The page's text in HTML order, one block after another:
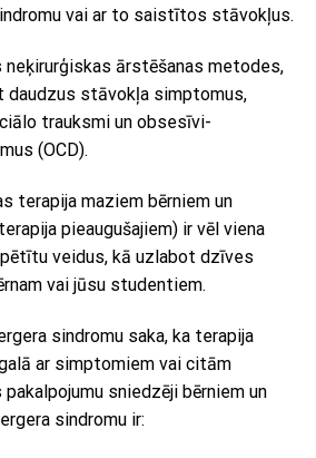
vai ar to saistītos stāvokļus.
neķirurģiskas ārstēšanas metodes,
daudzus stāvokļa simptomus,
trauksmi un obsesīvi-
(OCD).
terapija maziem bērniem un
pieaugušajiem) ir vēl viena
veidus, kā uzlabot dzīves
vai jūsu studentiem.
sindromu saka, ka terapija
ar simptomiem vai citām
sniedzēji bērniem un
sindromu ir: